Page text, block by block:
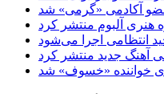
آکادمی «گرمی» شد
آلبوم منتشر کرد
انتظامی اجرا می‌شود
جدید منتشر کرد
خواننده «خسوف» شد